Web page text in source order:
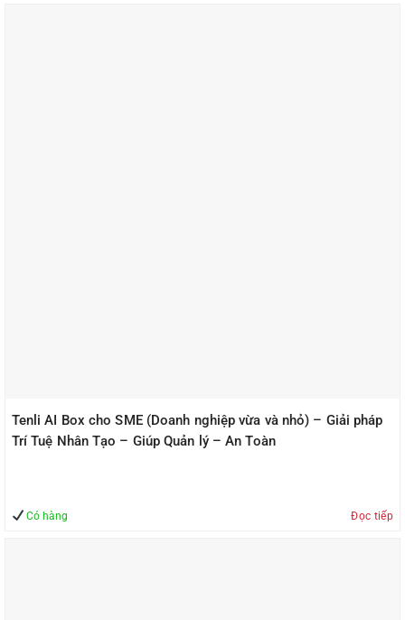
Tenli AI Box cho SME (Doanh nghiệp vừa và nhỏ) – Giải pháp
Trí Tuệ Nhân Tạo – Giúp Quản lý – An Toàn
Có hàng Đọc tiếp